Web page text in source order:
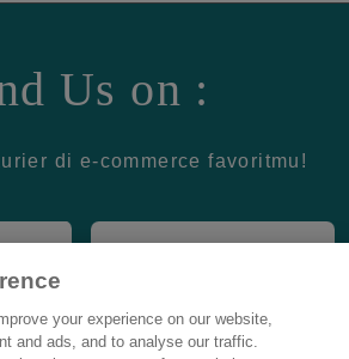
Us on :
di e-commerce favoritmu!
your experience on our website,
and ads, and to analyse our traffic.